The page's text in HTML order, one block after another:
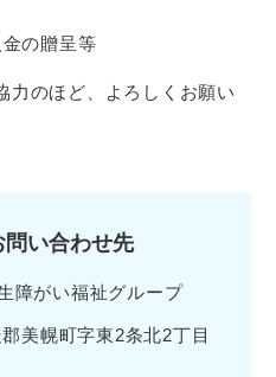
の贈呈等
のほど、よろしくお願い
問い合わせ先
障がい福祉グループ
美幌町字東2条北2丁目